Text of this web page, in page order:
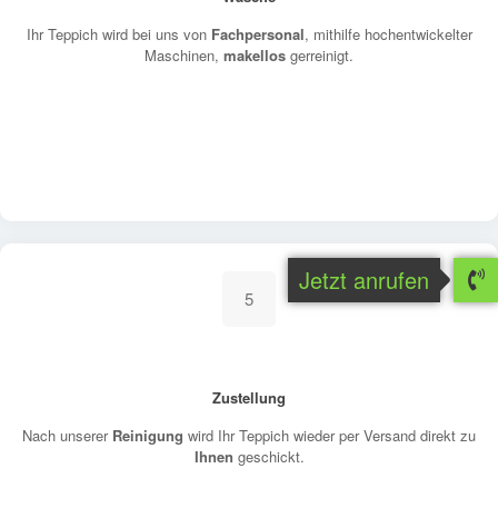
Ihr Teppich wird bei uns von Fachpersonal, mithilfe hochentwickelter
Maschinen, makellos gerreinigt.
5
Zustellung
Nach unserer Reinigung wird Ihr Teppich wieder per Versand direkt zu
Ihnen geschickt.
Jetzt anrufen